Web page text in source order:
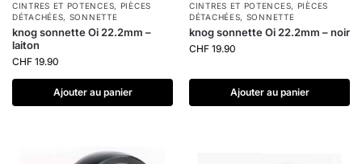
CINTRES ET POTENCES, PIÈCES
DÉTACHÉES, SONNETTE
knog sonnette Oi 22.2mm –
laiton
CHF 19.90
Ajouter au panier
CINTRES ET POTENCES, PIÈCES
DÉTACHÉES, SONNETTE
knog sonnette Oi 22.2mm – noir
CHF 19.90
Ajouter au panier